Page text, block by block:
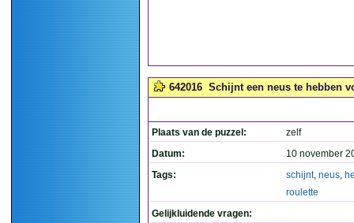
642016 Schijnt een neus te hebben
Plaats van de puzzel:
zelf
Datum:
10 november
Tags:
schijnt, neus,
roulette
Gelijkluidende vragen: